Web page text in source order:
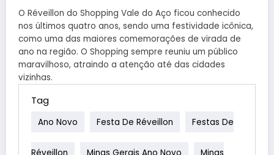
O Réveillon do Shopping Vale do Aço ficou conhecido
nos últimos quatro anos, sendo uma festividade icônica,
como uma das maiores comemorações de virada de
ano na região. O Shopping sempre reuniu um público
maravilhoso, atraindo a atenção até das cidades
vizinhas.
Tag
Ano Novo Festa De Réveillon Festas De
Réveillon Minas Gerais Ano Novo Minas